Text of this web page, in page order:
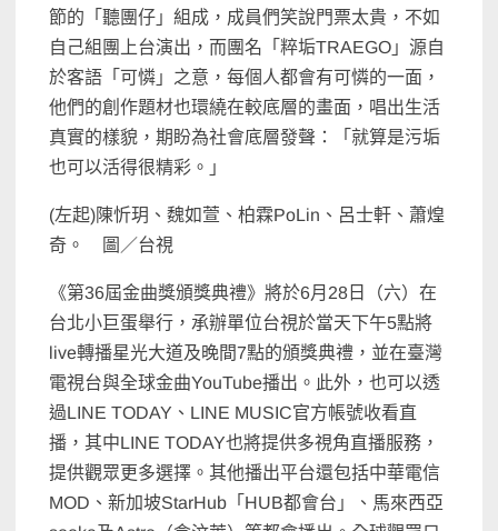
節的「聽團仔」組成，成員們笑說門票太貴，不如
自己組團上台演出，而團名「粹垢TRAEGO」源自
於客語「可憐」之意，每個人都會有可憐的一面，
他們的創作題材也環繞在較底層的畫面，唱出生活
真實的樣貌，期盼為社會底層發聲：「就算是污垢
也可以活得很精彩。」
(左起)陳忻玥、魏如萱、柏霖PoLin、呂士軒、蕭煌
奇。 圖／台視
《第36屆金曲獎頒獎典禮》將於6月28日（六）在
台北小巨蛋舉行，承辦單位台視於當天下午5點將
live轉播星光大道及晚間7點的頒獎典禮，並在臺灣
電視台與全球金曲YouTube播出。此外，也可以透
過LINE TODAY、LINE MUSIC官方帳號收看直
播，其中LINE TODAY也將提供多視角直播服務，
提供觀眾更多選擇。其他播出平台還包括中華電信
MOD、新加坡StarHub「HUB都會台」、馬來西亞